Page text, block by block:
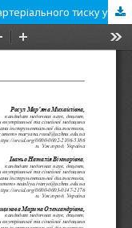
Персоналізована стратегія контролю артеріального тиску у пацієнта з артеріальною гіпертензією